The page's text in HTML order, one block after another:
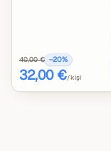
40,00 € −20%
32,00 €/kişi